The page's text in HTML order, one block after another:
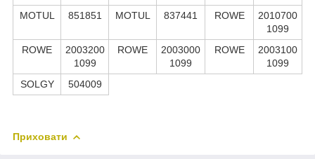
MOTUL
851851 MOTUL 837441 ROWE
2010700
1099
ROWE
2003200
1099
ROWE
2003000
1099
ROWE
2003100
1099
SOLGY
504009
Приховати